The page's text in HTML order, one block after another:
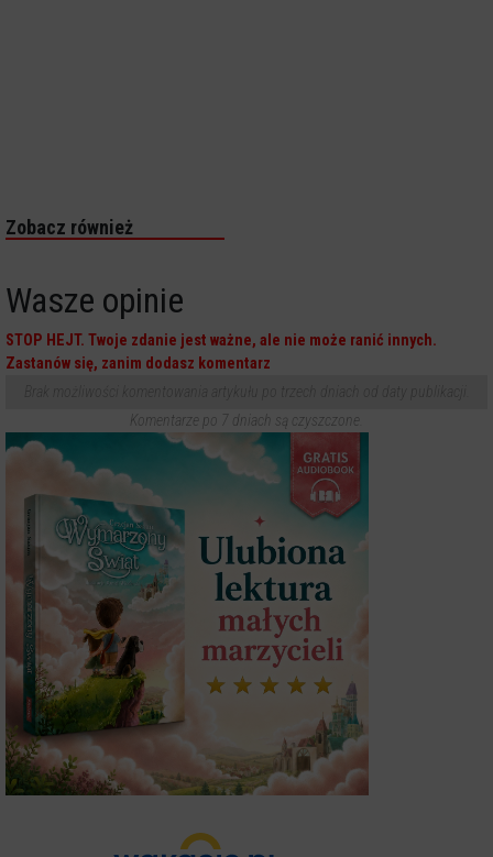
Zobacz również
Wasze opinie
STOP HEJT. Twoje zdanie jest ważne, ale nie może ranić innych.
Zastanów się, zanim dodasz komentarz
Komentarze po 7 dniach są czyszczone.